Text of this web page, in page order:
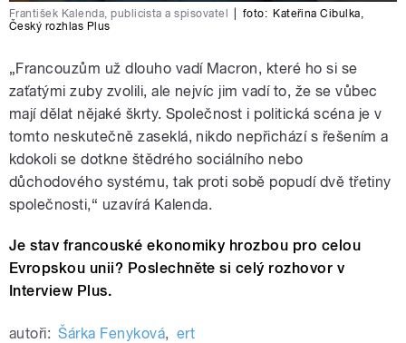
František Kalenda, publicista a spisovatel foto: Kateřina Cibulka,
Český rozhlas Plus
„Francouzům už dlouho vadí Macron, které ho si se
zaťatými zuby zvolili, ale nejvíc jim vadí to, že se vůbec
mají dělat nějaké škrty. Společnost i politická scéna je v
tomto neskutečně zaseklá, nikdo nepřichází s řešením a
kdokoli se dotkne štědrého sociálního nebo
důchodového systému, tak proti sobě popudí dvě třetiny
společnosti,“ uzavírá Kalenda.
Je stav francouské ekonomiky hrozbou pro celou
Evropskou unii? Poslechněte si celý rozhovor v
Interview Plus.
autoři: Šárka Fenyková, ert